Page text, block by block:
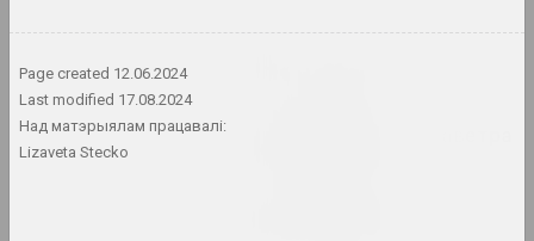
Часам я трымаюся за паветра
Page created 12.06.2024
Last modified 17.08.2024
Над матэрыялам працавалі:
Lizaveta Stecko